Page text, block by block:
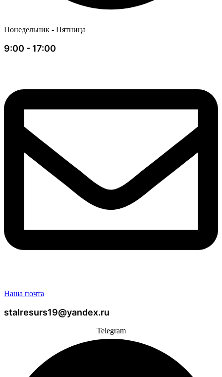
Понедельник - Пятница
9:00 - 17:00
Наша почта
stalresurs19@yandex.ru
Telegram